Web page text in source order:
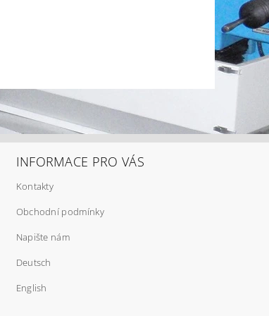
INFORMACE PRO VÁS
Kontakty
Obchodní podmínky
Napište nám
Deutsch
English